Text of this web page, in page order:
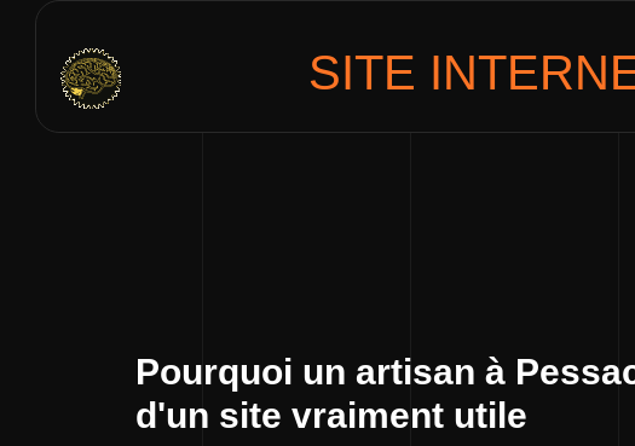
SITE
Pourquoi un artisan à
d'un site vraiment utile